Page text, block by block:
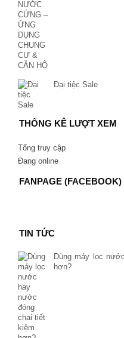
Đại tiệc Sale
THỐNG KÊ LƯỢT XEM
Tổng truy cập
Đang online
FANPAGE (FACEBOOK)
TIN TỨC
Dùng máy lọc
hơn?